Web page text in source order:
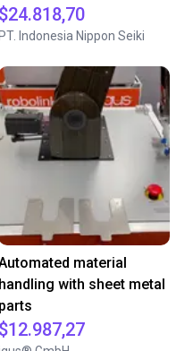
$24.818,70
PT. Indonesia Nippon Seiki
material
handling with sheet metal
parts
$12.987,27